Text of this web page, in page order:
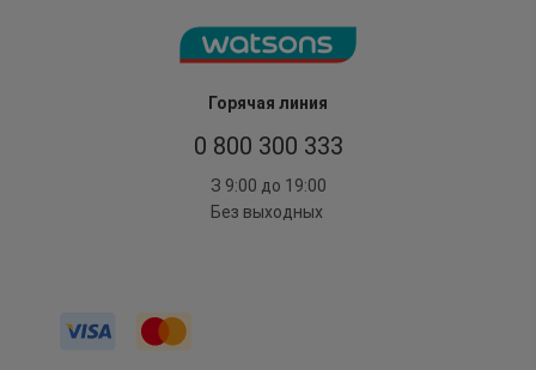
Горячая линия
0 800 300 333
З 9:00 до 19:00
Без выходных